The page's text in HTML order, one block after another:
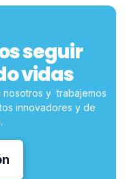
seguir
vidas
nosotros y trabajemos
innovadores y de